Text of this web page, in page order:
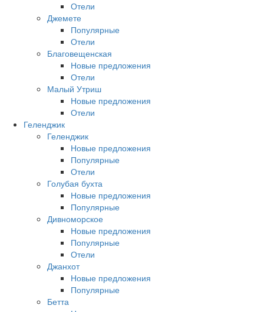
Отели
Джемете
Популярные
Отели
Благовещенская
Новые предложения
Отели
Малый Утриш
Новые предложения
Отели
Геленджик
Геленджик
Новые предложения
Популярные
Отели
Голубая бухта
Новые предложения
Популярные
Дивноморское
Новые предложения
Популярные
Отели
Джанхот
Новые предложения
Популярные
Бетта